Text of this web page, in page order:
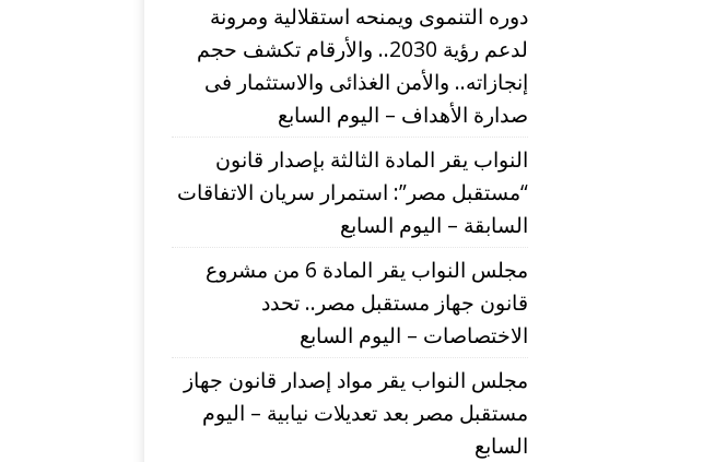
دوره التنموى ويمنحه استقلالية ومرونة
لدعم رؤية 2030.. والأرقام تكشف حجم
إنجازاته.. والأمن الغذائى والاستثمار فى
صدارة الأهداف – اليوم السابع
النواب يقر المادة الثالثة بإصدار قانون
“مستقبل مصر”: استمرار سريان الاتفاقات
السابقة – اليوم السابع
مجلس النواب يقر المادة 6 من مشروع
قانون جهاز مستقبل مصر.. تحدد
الاختصاصات – اليوم السابع
مجلس النواب يقر مواد إصدار قانون جهاز
مستقبل مصر بعد تعديلات نيابية – اليوم
السابع